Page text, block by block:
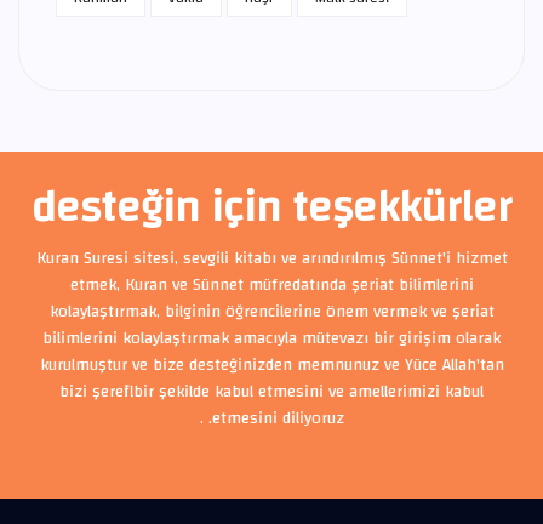
desteğin için teşekkürler
Kuran Suresi sitesi, sevgili kitabı ve arındırılmış Sünnet'i hizmet
etmek, Kuran ve Sünnet müfredatında şeriat bilimlerini
kolaylaştırmak, bilginin öğrencilerine önem vermek ve şeriat
bilimlerini kolaylaştırmak amacıyla mütevazı bir girişim olarak
kurulmuştur ve bize desteğinizden memnunuz ve Yüce Allah'tan
bizi şerefli bir şekilde kabul etmesini ve amellerimizi kabul
etmesini diliyoruz. .